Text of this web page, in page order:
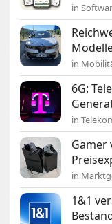
in
in
6G:
in
Gamer
in
1&1